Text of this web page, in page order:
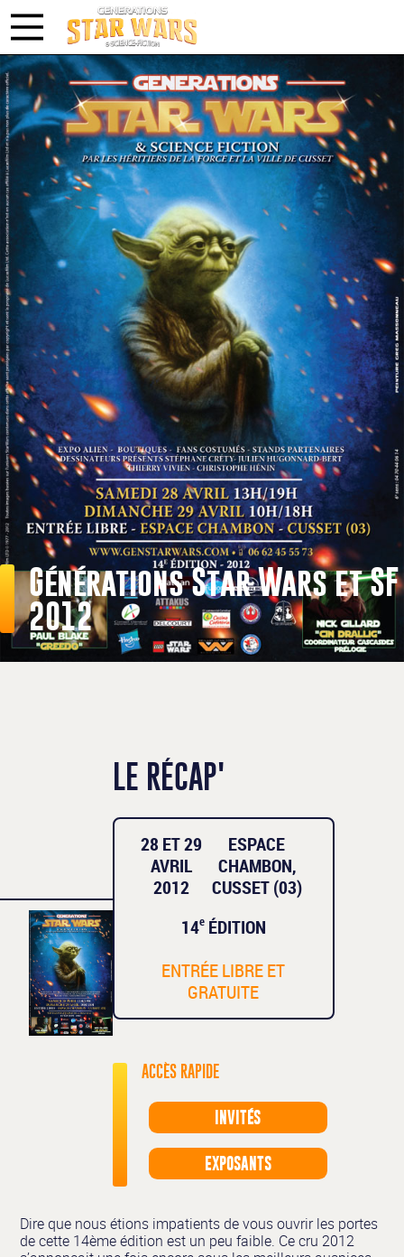
Générations Star Wars et SF
2012
LE RÉCAP'
28 ET 29
AVRIL
2012
ESPACE
CHAMBON,
CUSSET (03)
14eÉDITION
ENTRÉE LIBRE ET
GRATUITE
ACCÈS RAPIDE
INVITÉS
EXPOSANTS
Dire que nous étions impatients de vous ouvrir les portes
de cette 14ème édition est un peu faible. Ce cru 2012